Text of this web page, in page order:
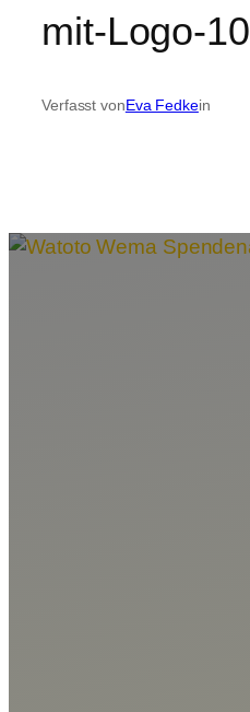
mit-Logo-10
Verfasst vonEva Fedkein